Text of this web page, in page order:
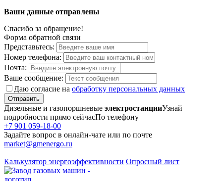
Ваши данные отправлены
Спасибо за обращение!
Форма обратной связи
Представьтесь:
Номер телефона:
Почта:
Ваше сообщение:
Даю согласие на обработку персональных данных
Отправить
Дизельные и газопоршневые электростанцииУзнай
подробности прямо сейчасПо телефону
+7 901 059-18-00
Задайте вопрос в онлайн-чате или по почте
market@gmenergo.ru
Калькулятор энергоэффективности Опросный лист